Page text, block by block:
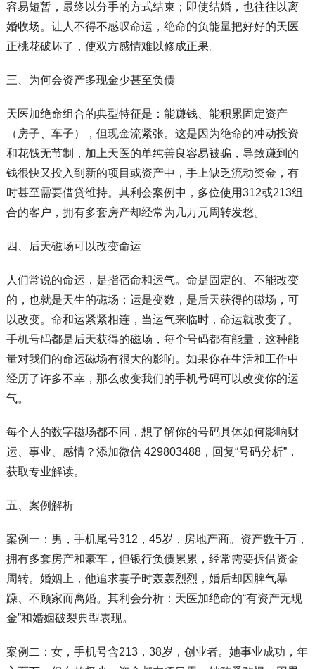
容易短暂，最终以分手的方式结束；即使结婚，也往往以离
婚收场。让人不得不感叹命运，绝命的负能量把好好的天医
正桃花破坏了，使双方感情难以修成正果。
三、为何会资产多现金少甚至负债
天医加绝命组合的典型特征是：能赚钱、能积累固定资产
（房子、车子），但现金流紧张。这是因为绝命的冲动投资
和花钱无节制，加上天医的单纯善良容易被骗，导致赚到的
钱很快又投入到新的项目或资产中，手上缺乏流动资金，有
时甚至需要借贷维持。其利会案例中，多位使用312或213组
合的客户，拥有多套房产却经常为几万元周转发愁。
四、后天磁场可以改变命运
人们常说的命运，是指宿命和运气。命是固定的、不能改变
的，也就是天生的磁场；运是变数，是后天获得的磁场，可
以改变。命和运紧紧相连，当运气来临时，命运就改变了。
手机号码都是后天获得的磁场，每个号码都有能量，这种能
量对我们的命运磁场有很大的影响。如果你在生活和工作中
经历了许多不幸，那么改变我们的手机号码可以改变你的运
气。
每个人的数字磁场都不同，想了解你的号码具体如何影响财
运、事业、感情？添加微信 429803488，回复“号码分析”，
获取专业解读。
五、案例解析
案例一：男，手机尾号312，45岁，房地产商。资产数千万，
拥有多套房产和豪车，但银行负债累累，经常需要拆借资金
周转。婚姻上，他追求妻子时轰轰烈烈，婚后却因脾气暴
躁、不顾家而离婚。其利会分析：天医加绝命的“有资产无现
金”和婚姻破裂典型表现。
案例二：女，手机号含213，38岁，创业者。她事业成功，年